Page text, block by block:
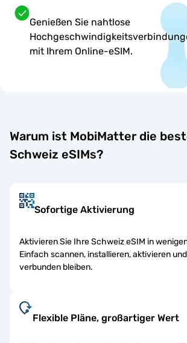
Genießen Sie nahtlose
mit Ihrem Online-eSIM.
Warum ist MobiMatter die
Schweiz eSIMs?
Sofortige Aktivierung
Aktivieren Sie Ihre Schweiz eSIM in
Einfach scannen, installieren, aktivieren
verbunden bleiben.
Flexible Pläne, großartiger Wert